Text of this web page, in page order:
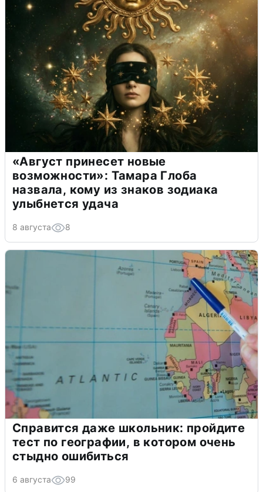
«Август принесет новые
возможности»: Тамара Глоба
назвала, кому из знаков зодиака
улыбнется удача
8 августа 8
Справится даже школьник: пройдите
тест по географии, в котором очень
стыдно ошибиться
6 августа 99